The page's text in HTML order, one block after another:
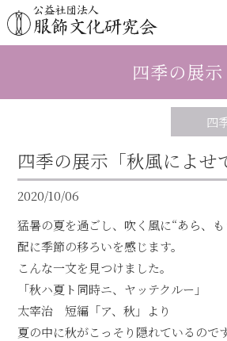
四季の展示
四
四季の展示「秋風によせ
2020/10/06
猛暑の夏を過ごし、吹く風に“あら、
配に季節の移ろいを感じます。
こんな一文を見つけました。
「秋ハ夏ト同時ニ、ヤッテクルー」
太宰治 短編「ア、秋」より
夏の中に秋がこっそり隠れているので